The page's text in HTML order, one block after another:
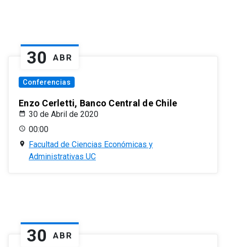
30 ABR
Conferencias
Enzo Cerletti, Banco Central de Chile
30 de Abril de 2020
00:00
Facultad de Ciencias Económicas y
Administrativas UC
30 ABR